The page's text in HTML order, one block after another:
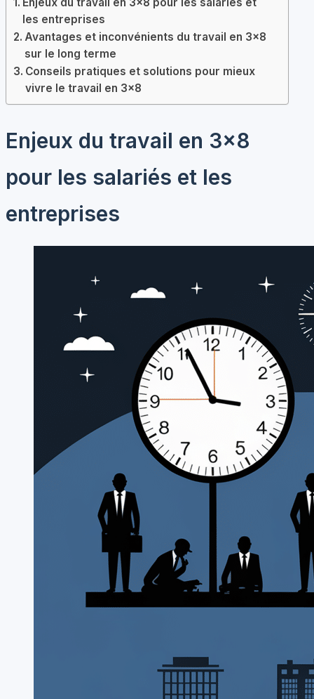
les entreprises
Avantages et inconvénients du travail en 3×8
sur le long terme
Conseils pratiques et solutions pour mieux
vivre le travail en 3×8
Enjeux du travail en 3×8
pour les salariés et les
entreprises